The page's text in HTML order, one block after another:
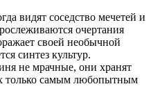
видят соседство мечетей и
очертания
своей необычной
синтез культур.
не мрачные, они хранят
только самым любопытным